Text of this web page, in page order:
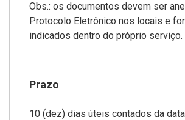
Obs.: os documentos devem ser
Protocolo Eletrônico nos locais e
indicados dentro do próprio serviço.
Prazo
10 (dez) dias úteis contados da